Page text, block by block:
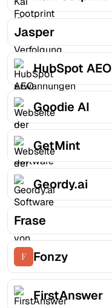
Jasper
HubSpot AEO
Goodie AI
GetMint
Geordy.ai
Frase
Fonzy
FirstAnswer